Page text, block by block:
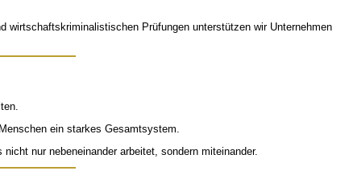
wirtschaftskriminalistischen Prüfungen unterstützen wir Unternehmen
ein starkes Gesamtsystem.
nur nebeneinander arbeitet, sondern miteinander.